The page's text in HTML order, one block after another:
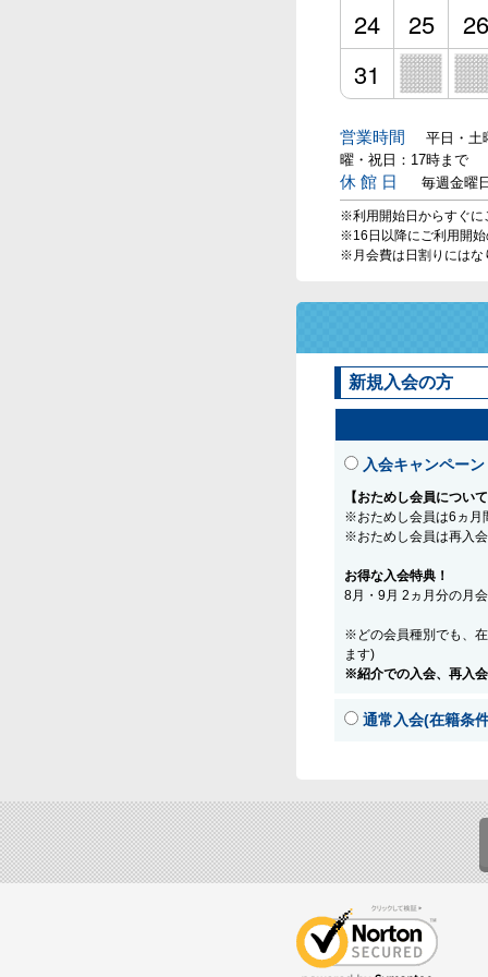
24 25
26
31
営業時間
平日・土
曜・祝日：17時まで
休 館 日 毎週金曜
※利用開始日からすぐに
※16日以降にご利用開始
※月会費は日割りにはな
新規入会の方
入会キャンペーン
【おためし会員につい
※おためし会員は6ヵ月
※おためし会員は再入
お得な入会特典！
8月・9月 2ヵ月分の月
※どの会員種別でも、
ます)
※紹介での入会、再入
通常入会(在籍条